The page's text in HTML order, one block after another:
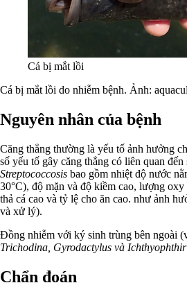
Cá bị mắt lồi
Cá bị mắt lồi do nhiễm bệnh. Ảnh:
Nguyên nhân của bệnh
Căng thẳng thường là yếu tố ảnh hưởng
số yếu tố gây căng thẳng có liên quan đến
Streptococcosis bao gồm nhiệt độ nước
30°C), độ mặn và độ kiềm cao, lượng
thả cá cao và tỷ lệ cho ăn cao. như ảnh
và xử lý).
Đồng nhiễm với ký sinh trùng bên ngoài
Trichodina, Gyrodactylus và
Chẩn đoán